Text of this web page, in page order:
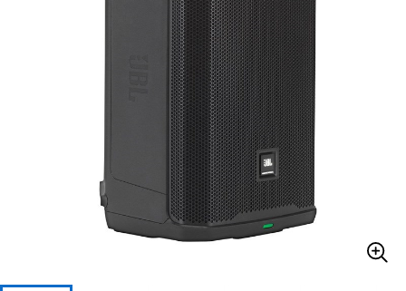
電子ピアノ
その他楽器
アンプ エフェクター